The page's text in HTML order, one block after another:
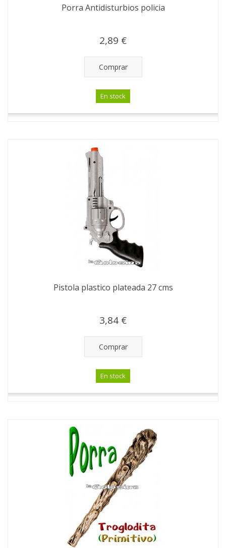
Porra Antidisturbios policia
2,89 €
Comprar
En stock
Pistola plastico plateada 27 cms
3,84 €
Comprar
En stock